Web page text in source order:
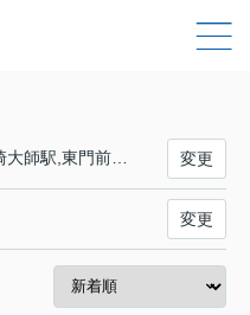
京急川崎駅,港町駅,鈴木町駅,川崎大師駅,東門前駅,大師橋駅,小島新田駅 変更
変更